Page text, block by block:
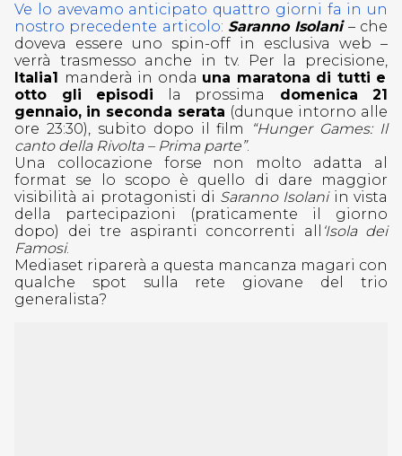
Ve lo avevamo anticipato quattro giorni fa in un
nostro precedente articolo: Saranno Isolani– che
doveva essere uno spin-off in esclusiva web –
verrà trasmesso anche in tv. Per la precisione,
Italia1 manderà in onda una maratona di tutti e
otto gli episodi la prossima
domenica 21
gennaio, in seconda serata (dunque intorno alle
ore 23:30), subito dopo il film
“Hunger Games: Il
canto della Rivolta – Prima parte”.
Una collocazione forse non molto adatta al
format se lo scopo è quello di dare maggior
visibilità ai protagonisti di Saranno Isolaniin vista
della partecipazioni (praticamente il giorno
dopo) dei tre aspiranti concorrenti all
‘Isola dei
Famosi.
Mediaset riparerà a questa mancanza magari con
qualche spot sulla rete giovane del trio
generalista?